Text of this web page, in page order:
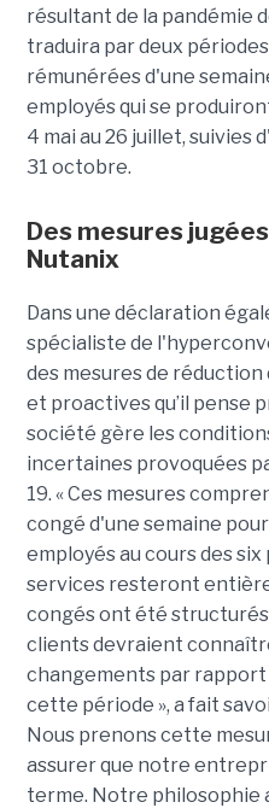
résultant de la pandémie
traduira par deux
rémunérées d'une
employés qui se
4 mai au 26 juillet, suivies
31 octobre.
Des mesures
Nutanix
Dans une déclaration
spécialiste de
des mesures de
et proactives qu’il pense
société gère les
incertaines provoquées
19. « Ces mesures
congé d'une semaine
employés au cours des
services resteront
congés ont été
clients devraient
changements par
cette période », a fait
Nous prenons cette
assurer que notre
terme. Notre philosophie